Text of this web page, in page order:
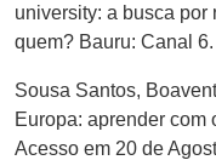
university: a busca
quem? Bauru: Canal 6.
Sousa Santos,
Europa: aprender com
Acesso em 20 de